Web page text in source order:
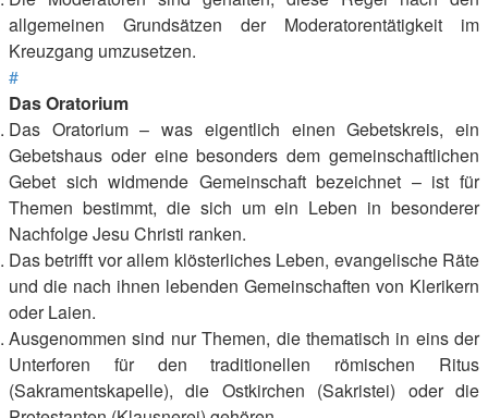
allgemeinen Grundsätzen der Moderatorentätigkeit im
Kreuzgang umzusetzen.
#
Das Oratorium
Das Oratorium – was eigentlich einen Gebetskreis, ein
Gebetshaus oder eine besonders dem gemeinschaftlichen
Gebet sich widmende Gemeinschaft bezeichnet – ist für
Themen bestimmt, die sich um ein Leben in besonderer
Nachfolge Jesu Christi ranken.
Das betrifft vor allem klösterliches Leben, evangelische Räte
und die nach ihnen lebenden Gemeinschaften von Klerikern
oder Laien.
Ausgenommen sind nur Themen, die thematisch in eins der
Unterforen für den traditionellen römischen Ritus
(Sakramentskapelle), die Ostkirchen (Sakristei) oder die